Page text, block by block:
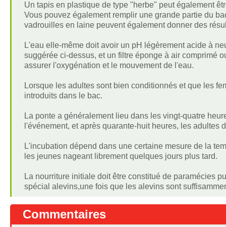
Un tapis en plastique de type "herbe" peut également
Vous pouvez également remplir une grande partie du
vadrouilles en laine peuvent également donner des
L'eau elle-même doit avoir un pH légèrement acide à
suggérée ci-dessus, et un filtre éponge à air comprimé
assurer l'oxygénation et le mouvement de l'eau.
Lorsque les adultes sont bien conditionnés et que les
introduits dans le bac.
La ponte a généralement lieu dans les vingt-quatre
l'événement, et après quarante-huit heures, les adultes
L'incubation dépend dans une certaine mesure de la
les jeunes nageant librement quelques jours plus tard.
La nourriture initiale doit être constitué de paramécies
spécial alevins,une fois que les alevins sont
Commentaires